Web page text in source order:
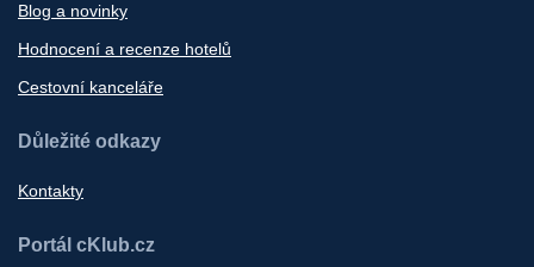
Blog a novinky
Hodnocení a recenze hotelů
Cestovní kanceláře
Důležité odkazy
Kontakty
Portál cKlub.cz